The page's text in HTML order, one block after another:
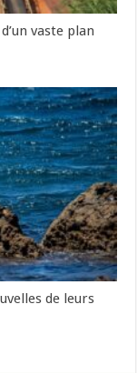
vaste plan
de leurs